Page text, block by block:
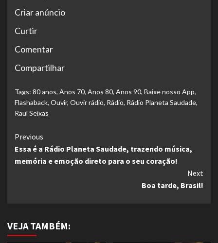
Criar anúncio
Curtir
Comentar
Compartilhar
Tags: 80 anos, Anos 70, Anos 80, Anos 90, Baixe nosso App,
Flashaback, Ouvir, Ouvir rádio, Rádio, Rádio Planeta Saudade,
Raul Seixas
Continue
Reading
Previous
Essa é a Rádio Planeta Saudade, trazendo música,
memória e emoção direto para o seu coração!
Next
Boa tarde, Brasil!
VEJA TAMBÉM: